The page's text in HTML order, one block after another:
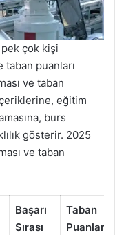
çok kişi
taban puanları
ve taban
eğitim
burs
gösterir. 2025
ve taban
Başarı
Sırası
Taban
Puanlar